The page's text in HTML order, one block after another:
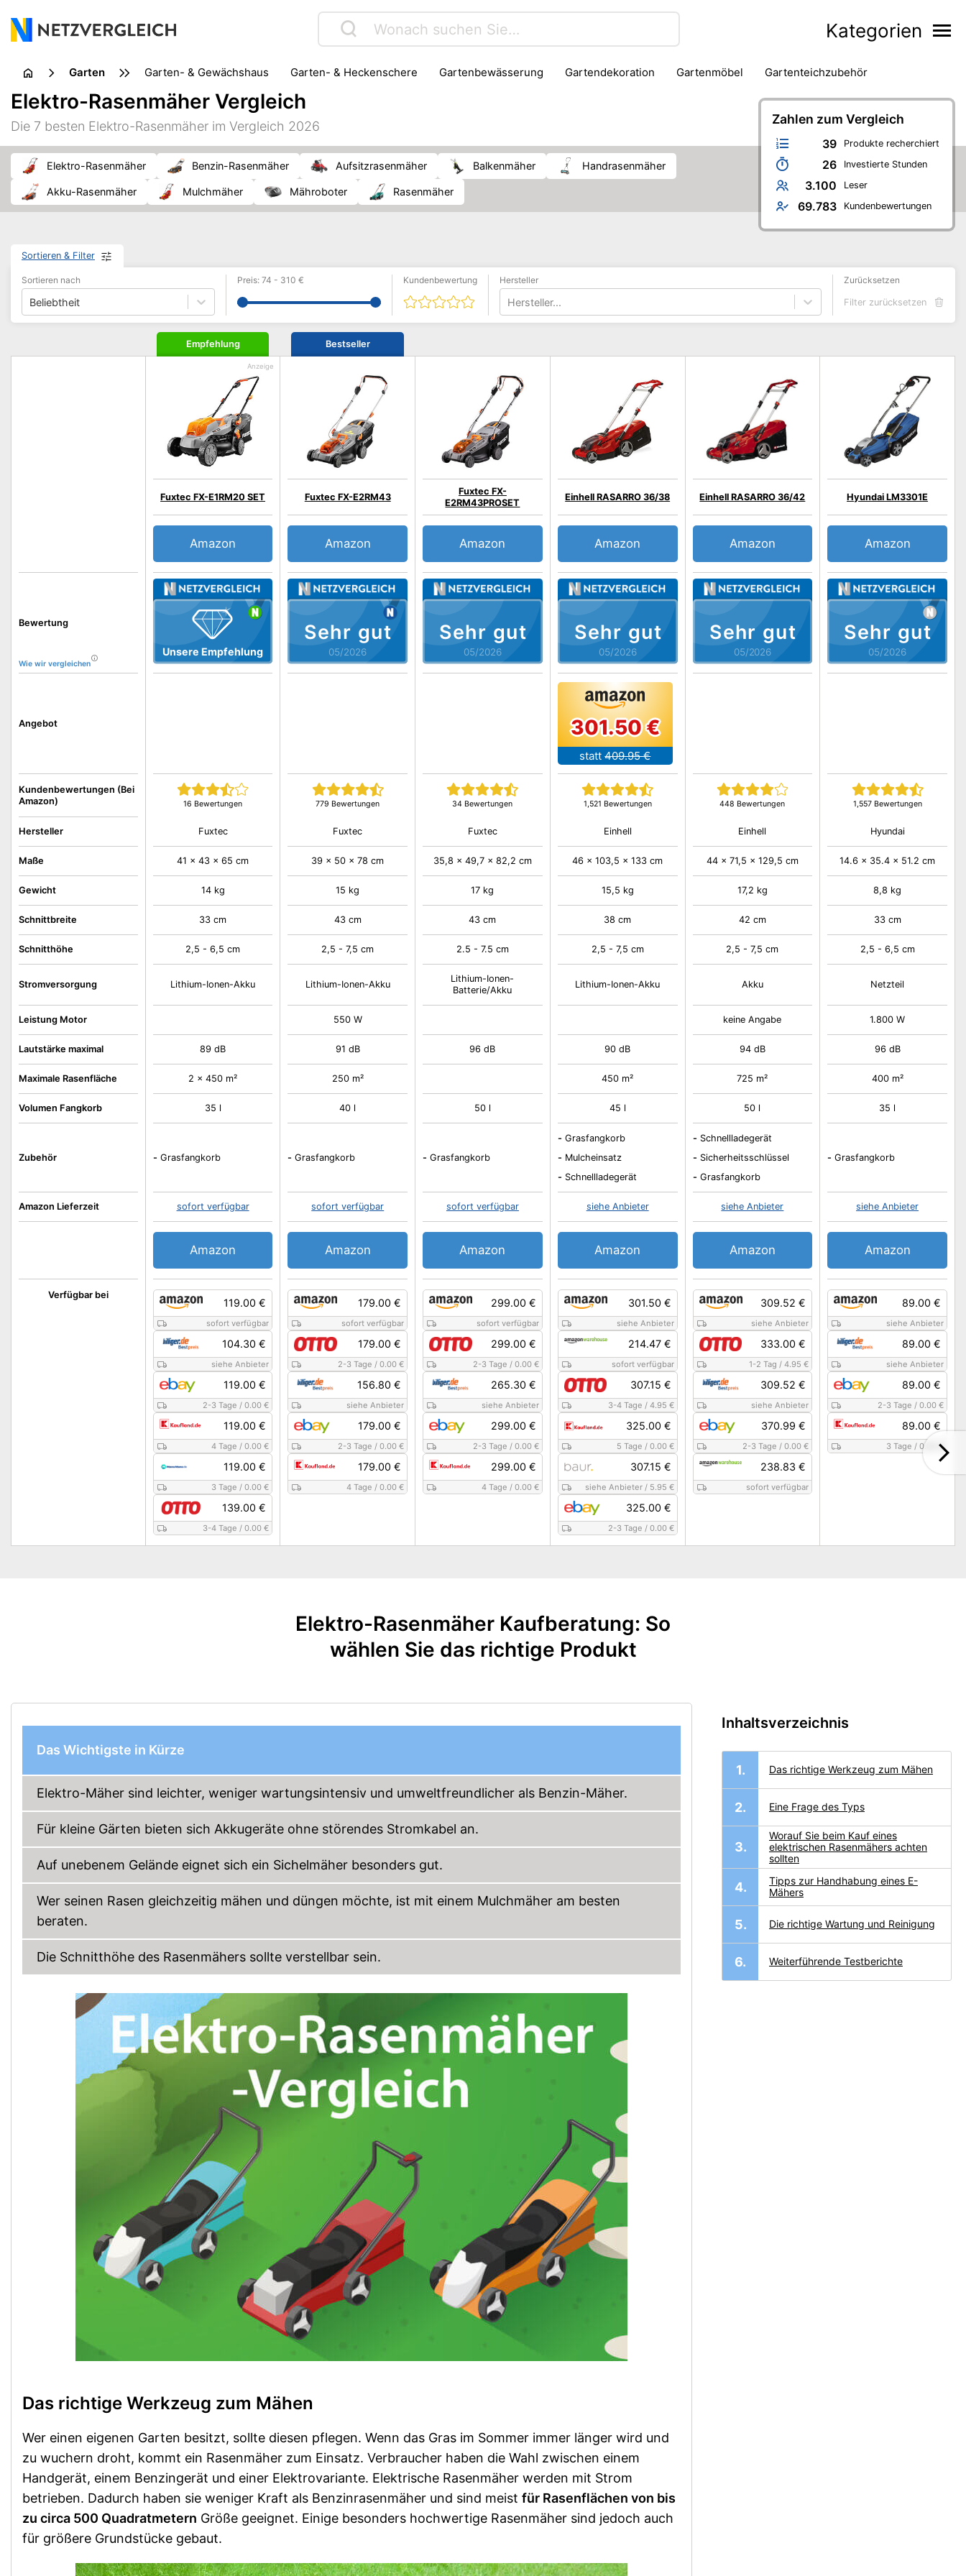
Kategorien
Garten Garten- & Gewächshaus Garten- & Heckenschere Gartenbewässerung Gartendekoration Gartenmöbel
Gartenteichzubehör
Gartentierbedarf
Gartenwerkzeug Pflanzenzucht
Pflanzzubehör
Rasenpflege
Sonnenschutz Swimmingpool Unkrautbekämpfung Zahlen zum Vergleich
39 Produkte recherchiert
26 Investierte Stunden
3.100 Leser
69.783 Kundenbewertungen
Elektro-Rasenmäher Vergleich
Die 7 besten Elektro-Rasenmäher im Vergleich 2026
Elektro-Rasenmäher Benzin-Rasenmäher Aufsitzrasenmäher Balkenmäher Handrasenmäher
Akku-Rasenmäher Mulchmäher Mähroboter Rasenmäher
Sortieren & Filter
Sortieren nach
Beliebtheit
Preis: 74 - 310 € Kundenbewertung Hersteller
Hersteller...
Zurücksetzen
Filter zurücksetzen
Bewertung
Wie wir vergleichen
Kundenbewertungen (Bei
Amazon)
Angebot
Verfügbar bei
Hersteller
Maße
Gewicht
Schnittbreite
Schnitthöhe
Stromversorgung
Leistung Motor
Lautstärke maximal
Maximale Rasenfläche
Volumen Fangkorb
Zubehör
Amazon Lieferzeit
Empfehlung
Unsere Empfehlung
Fuxtec FX-E1RM20 SET
16 Bewertungen
Amazon
119.00 €
sofort verfügbar
104.30 €
siehe Anbieter
119.00 €
2-3 Tage /0.00 €
119.00 €
4 Tage /0.00 €
119.00 €
3 Tage /0.00 €
139.00 €
3-4 Tage /0.00 €
Fuxtec
41 x 43 x 65 cm
14 kg
33 cm
2,5 - 6,5 cm
Lithium-Ionen-Akku
89 dB
2 x 450 m²
35 l
- Grasfangkorb
sofort verfügbar
Amazon
Bestseller
Sehr gut
05/2026
Fuxtec FX-E2RM43
779 Bewertungen
Amazon
179.00 €
sofort verfügbar
179.00 €
2-3 Tage /0.00 €
156.80 €
siehe Anbieter
179.00 €
2-3 Tage /0.00 €
179.00 €
4 Tage /0.00 €
Fuxtec
39 x 50 x 78 cm
15 kg
43 cm
2,5 - 7,5 cm
Lithium-Ionen-Akku
550 W
91 dB
250 m²
40 l
- Grasfangkorb
sofort verfügbar
Amazon
Sehr gut
05/2026
Fuxtec FX-
E2RM43PROSET
34 Bewertungen
Amazon
299.00 €
sofort verfügbar
299.00 €
2-3 Tage / 0.00 €
265.30 €
siehe Anbieter
299.00 €
2-3 Tage / 0.00 €
299.00 €
4 Tage / 0.00 €
Fuxtec
35,8 x 49,7 x 82,2 cm
17 kg
43 cm
2.5 - 7.5 cm
Lithium-Ionen-
Batterie/Akku
96 dB
50 l
- Grasfangkorb
sofort verfügbar
Amazon
Sehr gut
05/2026
Einhell RASARRO 36/38
1,521 Bewertungen
Amazon
301.50 €
statt 409.95 €
301.50 €
siehe Anbieter
214.47 €
sofort verfügbar
307.15 €
3-4 Tage / 4.95 €
325.00 €
5 Tage / 0.00 €
307.15 €
siehe Anbieter/ 5.95 €
325.00 €
2-3 Tage / 0.00 €
Einhell
46 x 103,5 x 133 cm
15,5 kg
38 cm
2,5 - 7,5 cm
Lithium-Ionen-Akku
90 dB
450 m²
45 l
- Grasfangkorb
- Mulcheinsatz
- Schnellladegerät
siehe Anbieter
Amazon
Sehr gut
05/2026
Einhell RASARRO 36/42
448 Bewertungen
Amazon
309.52 €
siehe Anbieter
333.00 €
1-2 Tag /4.95 €
309.52 €
siehe Anbieter
370.99 €
2-3 Tage /0.00 €
238.83 €
sofort verfügbar
Einhell
44 x 71,5 x 129,5 cm
17,2 kg
42 cm
2,5 - 7,5 cm
Akku
keine Angabe
94 dB
725 m²
50 l
- Schnellladegerät
- Sicherheitsschlüssel
- Grasfangkorb
siehe Anbieter
Amazon
Sehr gut
05/2026
Hyundai LM3301E
1,557 Bewertungen
Amazon
89.00 €
siehe Anbieter
89.00 €
siehe Anbieter
89.00 €
2-3 Tage / 0.00 €
89.00 €
3 Tage / 0.00 €
Hyundai
14.6 x 35.4 x 51.2 cm
8,8 kg
33 cm
2,5 - 6,5 cm
Netzteil
1.800 W
96 dB
400 m²
35 l
- Grasfangkorb
siehe Anbieter
Amazon
Elektro-Rasenmäher Kaufberatung: So
wählen Sie das richtige Produkt
Das Wichtigste in Kürze
Elektro-Mäher sind leichter, weniger wartungsintensiv und umweltfreundlicher als Benzin-Mäher.
Für kleine Gärten bieten sich Akkugeräte ohne störendes Stromkabel an.
Auf unebenem Gelände eignet sich ein Sichelmäher besonders gut.
Wer seinen Rasen gleichzeitig mähen und düngen möchte, ist mit einem Mulchmäher am besten
beraten.
Die Schnitthöhe des Rasenmähers sollte verstellbar sein.
Das richtige Werkzeug zum Mähen
Wer einen eigenen Garten besitzt, sollte diesen pflegen. Wenn das Gras im Sommer immer länger wird und
zu wuchern droht, kommt ein Rasenmäher zum Einsatz. Verbraucher haben die Wahl zwischen einem
Handgerät, einem Benzingerät und einer Elektrovariante. Elektrische Rasenmäher werden mit Strom
betrieben. Dadurch haben sie weniger Kraft als Benzinrasenmäher und sind meist für Rasenflächen von bis
zu circa 500 Quadratmetern Größe geeignet. Einige besonders hochwertige Rasenmäher sind jedoch auch
für größere Grundstücke gebaut.
Inhaltsverzeichnis
Das richtige Werkzeug zum Mähen
Eine Frage des Typs
Worauf Sie beim Kauf eines
elektrischen Rasenmähers achten
sollten
Tipps zur Handhabung eines E-
Mähers
Die richtige Wartung und Reinigung
Weiterführende Testberichte